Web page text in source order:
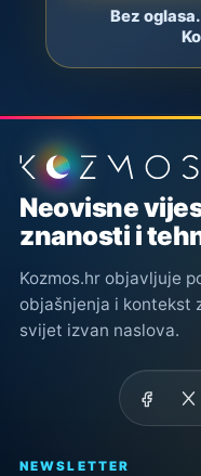
Bez
Podnožje
Neovisne
znanosti i
Kozmos.hr objavljuje
objašnjenja i kontekst
svijet izvan naslova.
NEWSLETTER